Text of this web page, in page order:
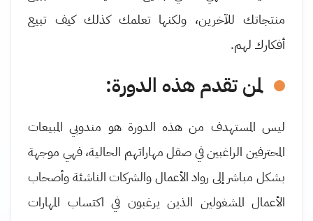
منتجاتك للآخرين، ولكنها تعلمك كذلك كيف تبيع
أفكارك لهم.
لمن تقدم هذه الدورة:
ليس المستهدف من هذه الدورة هو مندوبي المبيعات
المحترفين الراغبين في صقل مهاراتهم الحالية، فهي موجهة
بشكل مباشر إلى رواد الأعمال والشركات الناشئة وأصحاب
الأعمال المشغولين الذين يرغبون في اكتساب المهارات